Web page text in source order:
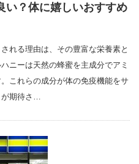
い？体に嬉しいおすすめ
れる理由は、その豊富な栄養素と
ニーは天然の蜂蜜を主成分でアミ
これらの成分が体の免疫機能をサ
期待さ…